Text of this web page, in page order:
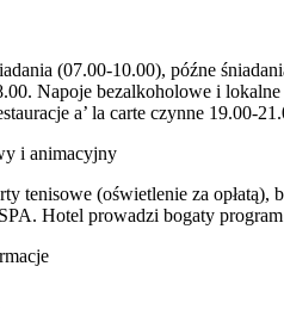
(07.00-10.00), późne
Napoje bezalkoholowe i
a’ la carte czynne 19.00-
i animacyjny
tenisowe (oświetlenie za
Hotel prowadzi bogaty